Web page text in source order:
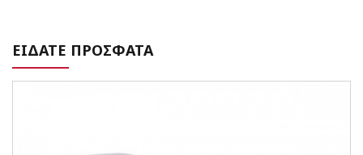
ΕΙΔΑΤΕ ΠΡΟΣΦΑΤΑ